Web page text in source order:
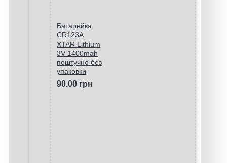
Батарейка
CR123A
XTAR Lithium
3V 1400mah
поштучно без
упаковки
90.00 грн